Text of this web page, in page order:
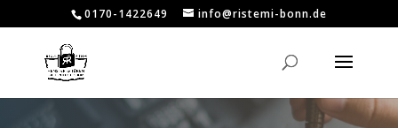
0170-1422649 info@ristemi-bonn.de